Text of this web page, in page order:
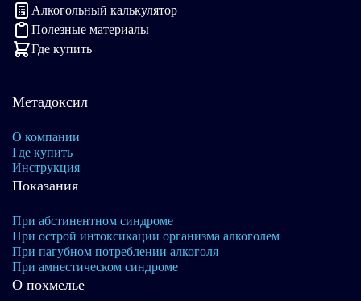
Метадоксил
О компании
Где купить
Инструкция
Показания
При абстинентном синдроме
При острой интоксикации организма алкоголем
При пагубном потреблении алкоголя
При амнестическом синдроме
О похмелье
Алкогольный калькулятор
Полезные материалы
Где купить